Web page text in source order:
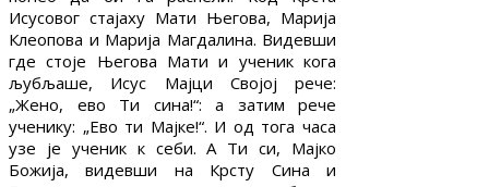
Исусовог стајаху Мати Његова, Марија
Клеопова и Марија Магдалина. Видевши
где стоје Његова Мати и ученик кога
љубљаше, Исус Мајци Својој рече:
„Жено, ево Ти сина!“: а затим рече
ученику: „Ево ти Мајке!“. И од тога часа
узе је ученик к себи. А Ти си, Мајко
Божија, видевши на Крсту Сина и